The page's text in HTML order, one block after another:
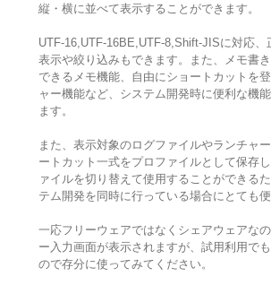
縦・横に並べて表示することができます。
UTF-16,UTF-16BE,UTF-8,Shift-JISに対応、
表示や絞り込みもできます。また、メモ書
できるメモ機能、自由にショートカットを
ャー機能など、システム開発時に便利な機
ます。
また、表示対象のログファイルやランチャ
ートカット一式をプロファイルとして保存
ァイルを切り替えて使用することができる
テム開発を同時に行っている場合にとても便
一応フリーウェアではなくシェアウェアな
ー入力画面が表示されますが、試用利用で
ので存分に使ってみてください。